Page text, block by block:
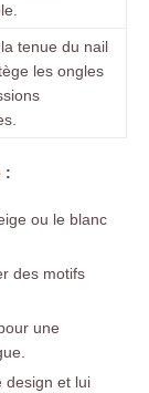
tenue du nail
les ongles
:
ou le blanc
des motifs
une
design et lui